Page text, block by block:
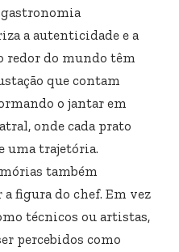
a autenticidade e a
redor do mundo têm
que contam
o jantar em
onde cada prato
uma trajetória.
também
figura do chef. Em vez
técnicos ou artistas,
percebidos como